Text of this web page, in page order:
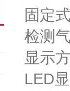
固定
检测
显示
LED